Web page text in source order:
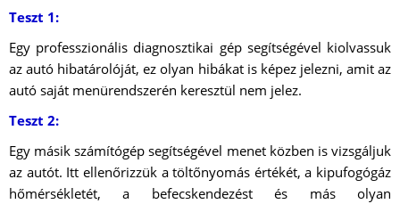
Teszt 1:
Egy professzionális diagnosztikai gép segítségével kiolvassuk
az autó hibatárolóját, ez olyan hibákat is képez jelezni, amit az
autó saját menürendszerén keresztül nem jelez.
Teszt 2:
Egy másik számítógép segítségével menet közben is vizsgáljuk
az autót. Itt ellenőrizzük a töltőnyomás értékét, a kipufogógáz
hőmérsékletét, a befecskendezést és más olyan